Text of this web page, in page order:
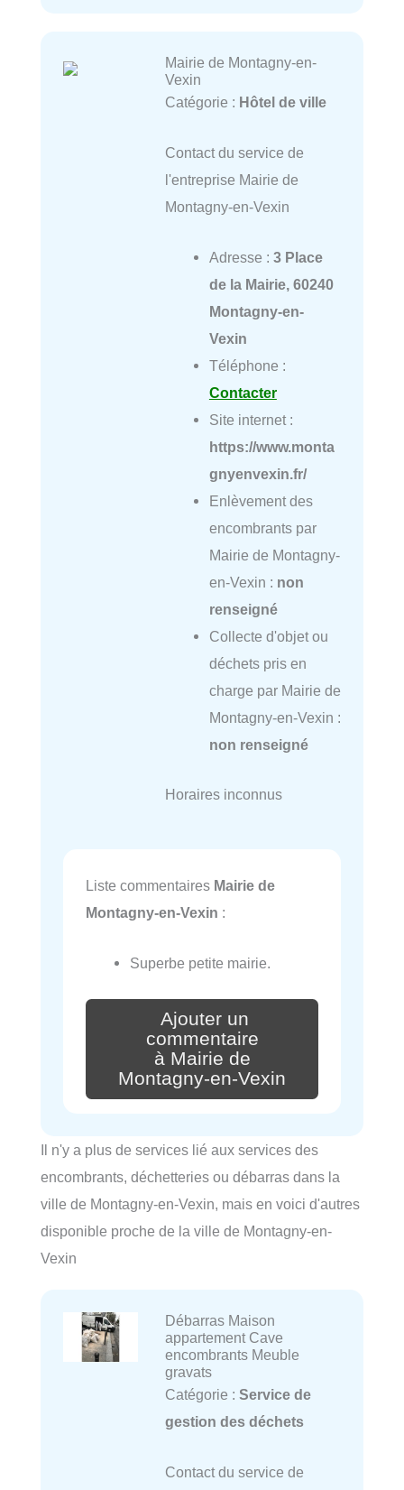
Mairie de Montagny-en-
Vexin
Catégorie : Hôtel de ville
Contact du service de
l'entreprise Mairie de
Montagny-en-Vexin
Adresse : 3 Place
de la Mairie, 60240
Montagny-en-
Vexin
Téléphone :
Contacter
Site internet :
https://www.monta
gnyenvexin.fr/
Enlèvement des
encombrants par
Mairie de Montagny-
en-Vexin : non
renseigné
Collecte d'objet ou
déchets pris en
charge par Mairie de
Montagny-en-Vexin :
non renseigné
Horaires inconnus
Liste commentaires Mairie de
Montagny-en-Vexin :
Superbe petite mairie.
Ajouter un
commentaire
à Mairie de
Montagny-en-Vexin
Il n'y a plus de services lié aux services des
encombrants, déchetteries ou débarras dans la
ville de Montagny-en-Vexin, mais en voici d'autres
disponible proche de la ville de Montagny-en-
Vexin
Débarras Maison
appartement Cave
encombrants Meuble
gravats
Catégorie : Service de
gestion des déchets
Contact du service de